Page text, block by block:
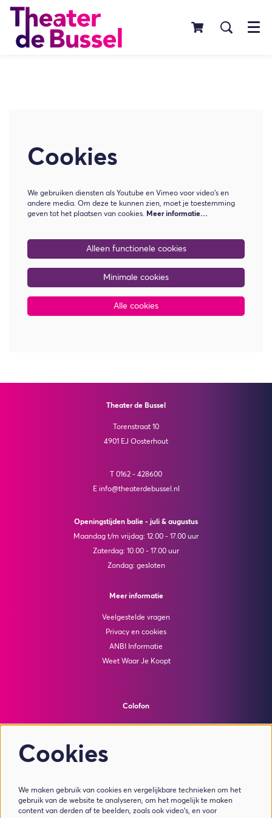
Menu
Cookies
We gebruiken diensten als Youtube en Vimeo voor video's en
andere media. Om deze te kunnen zien, moet je toestemming
geven tot het plaatsen van cookies. Meer informatie…
Alleen functionele cookies
Minimale cookies
Alle cookies
Theater de Bussel
Torenstraat 10
4901 EJ Oosterhout
T 0162 - 428600
E info@theaterdebussel.nl
Openingstijden balie - juli & augustus
Maandag t/m vrijdag: 12.00 - 17.00 uur
Zaterdag: 10.00 - 17.00 uur
Zondag: gesloten
Meer informatie
Veelgestelde vragen
Privacy en cookies
ANBI Informatie
Weet Waar Je Koopt
Colofon
© Theater de Bussel
Cookies
We maken gebruik van cookies en vergelijkbare technieken om het
gebruik van de website te analyseren, om het mogelijk te maken
content van derden af te beelden, zoals ook video’s, en voor